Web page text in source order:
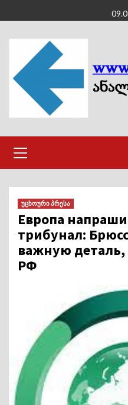
to
content
Menu
უცხოური პრესა
Европа
трибунал:
важную
РФ